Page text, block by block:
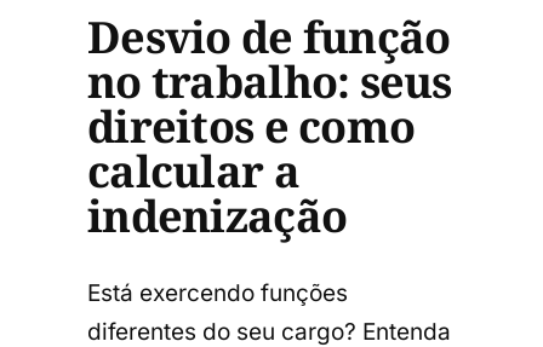
Desvio de função
no trabalho: seus
direitos e como
calcular a
indenização
Está exercendo funções
diferentes do seu cargo? Entenda